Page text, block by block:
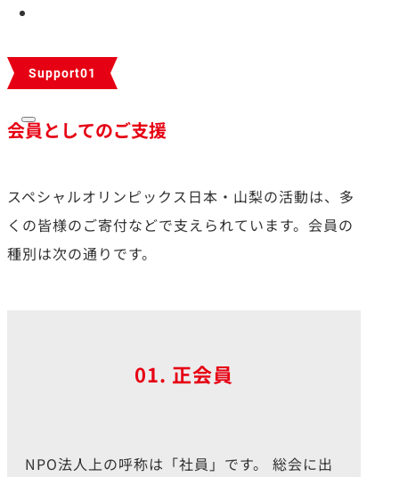
Support01
会員としてのご支援
スペシャルオリンピックス⽇本・⼭梨の活動は、多
くの皆様のご寄付などで⽀えられています。会員の
種別は次の通りです。
01. 正会員
NPO法⼈上の呼称は「社員」です。 総会に出